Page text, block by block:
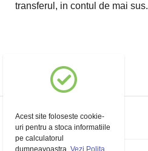
transferul, in contul de mai sus.
Contul meu
Acest site foloseste cookie-
uri pentru a stoca informatiile
pe calculatorul
dumneavoastra.Vezi Polița